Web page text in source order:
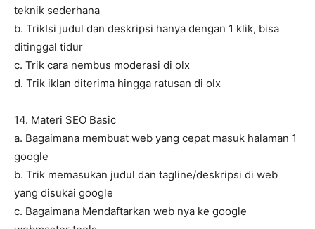
teknik sederhana
b. TrikIsi judul dan deskripsi hanya dengan 1 klik, bisa
ditinggal tidur
c. Trik cara nembus moderasi di olx
d. Trik iklan diterima hingga ratusan di olx
14. Materi SEO Basic
a. Bagaimana membuat web yang cepat masuk halaman 1
google
b. Trik memasukan judul dan tagline/deskripsi di web
yang disukai google
c. Bagaimana Mendaftarkan web nya ke google